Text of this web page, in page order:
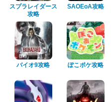
スプラレイダース
攻略
SAOEoA攻略
バイオ9攻略 ぽこポケ攻略